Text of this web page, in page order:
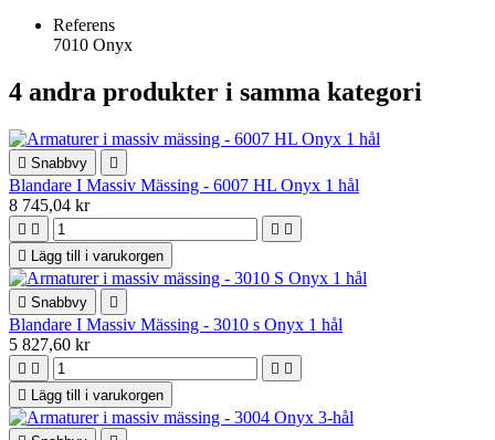
Referens
7010 Onyx
4 andra produkter i samma kategori
 Snabbvy 
Blandare I Massiv Mässing - 6007 HL Onyx 1 hål
8 745,04 kr
   
 Lägg till i varukorgen
 Snabbvy 
Blandare I Massiv Mässing - 3010 s Onyx 1 hål
5 827,60 kr
   
 Lägg till i varukorgen